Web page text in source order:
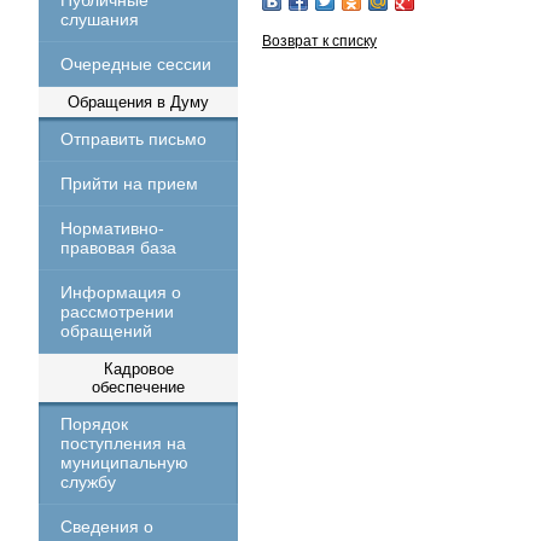
слушания
Очередные сессии
Обращения в Думу
Отправить письмо
Прийти на прием
Нормативно-
правовая база
Информация о
рассмотрении
обращений
Кадровое
обеспечение
Порядок
поступления на
муниципальную
службу
Сведения о
Возврат к списку